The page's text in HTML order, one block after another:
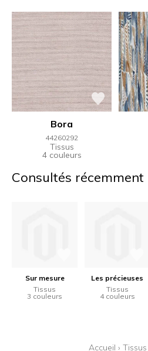
Bora
44260292
Tissus
4 couleurs
Consultés récemment
Sur mesure
Tissus
3 couleurs
Les précieuses
Tissus
4 couleurs
Accueil › Tissus